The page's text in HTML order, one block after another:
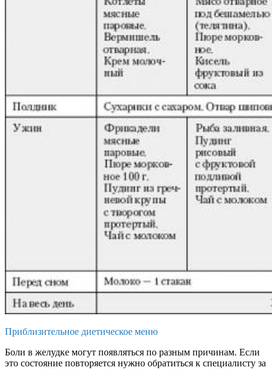
Приблизительное диетическое меню
Боли в желудке могут появляться по разным причинам. Если
это состояние повторяется нужно обратиться к специалисту за